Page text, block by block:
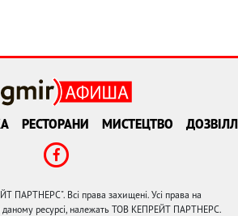
РЕСТОРАНИ МИСТЕЦТВО
Всі права захищені. Усі права на
даному ресурсі, належать ТОВ КЕПРЕЙТ ПАРТНЕРС.